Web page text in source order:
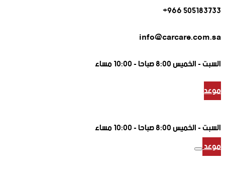
505183733 966+
info@carcare.com.sa
السبت -الخميس 8:00 صباحا - 10:00 مساء
موعد
السبت -الخميس 8:00 صباحا - 10:00 مساء
موعد